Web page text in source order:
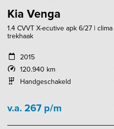
Kia Venga
1.4 CVVT X-ecutive apk 6/27 |
trekhaak
2015
120.940 km
Handgeschakeld
v.a. 267 p/m